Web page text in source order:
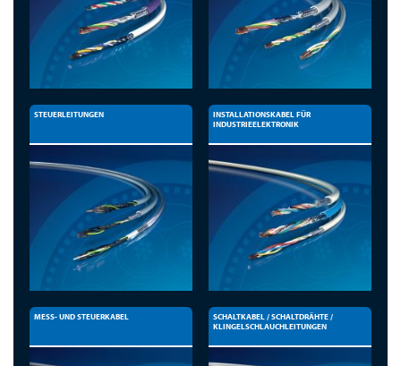
STEUERLEITUNGEN
INSTALLATIONSKABEL FÜR
INDUSTRIEELEKTRONIK
MESS- UND STEUERKABEL
SCHALTKABEL / SCHALTDRÄHTE /
KLINGELSCHLAUCHLEITUNGEN